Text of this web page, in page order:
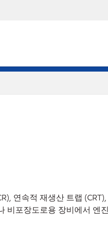
연속적 재생산 트랩 (CRT),
비포장도로용 장비에서 엔